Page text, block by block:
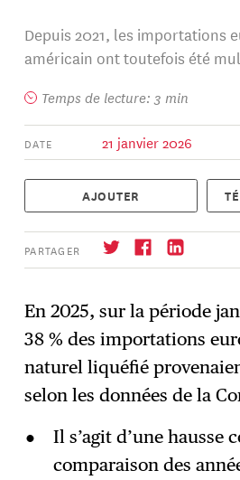
Depuis 2021, les importations
américain ont toutefois été
Temps de lecture: 3 min
DATE 21 janvier 2026
AJOUTER
PARTAGER
→ S'abonner
En 2025, sur la période
38 % des importations
naturel liquéfié
selon les données de la
Il s’agit d’une hausse
comparaison des